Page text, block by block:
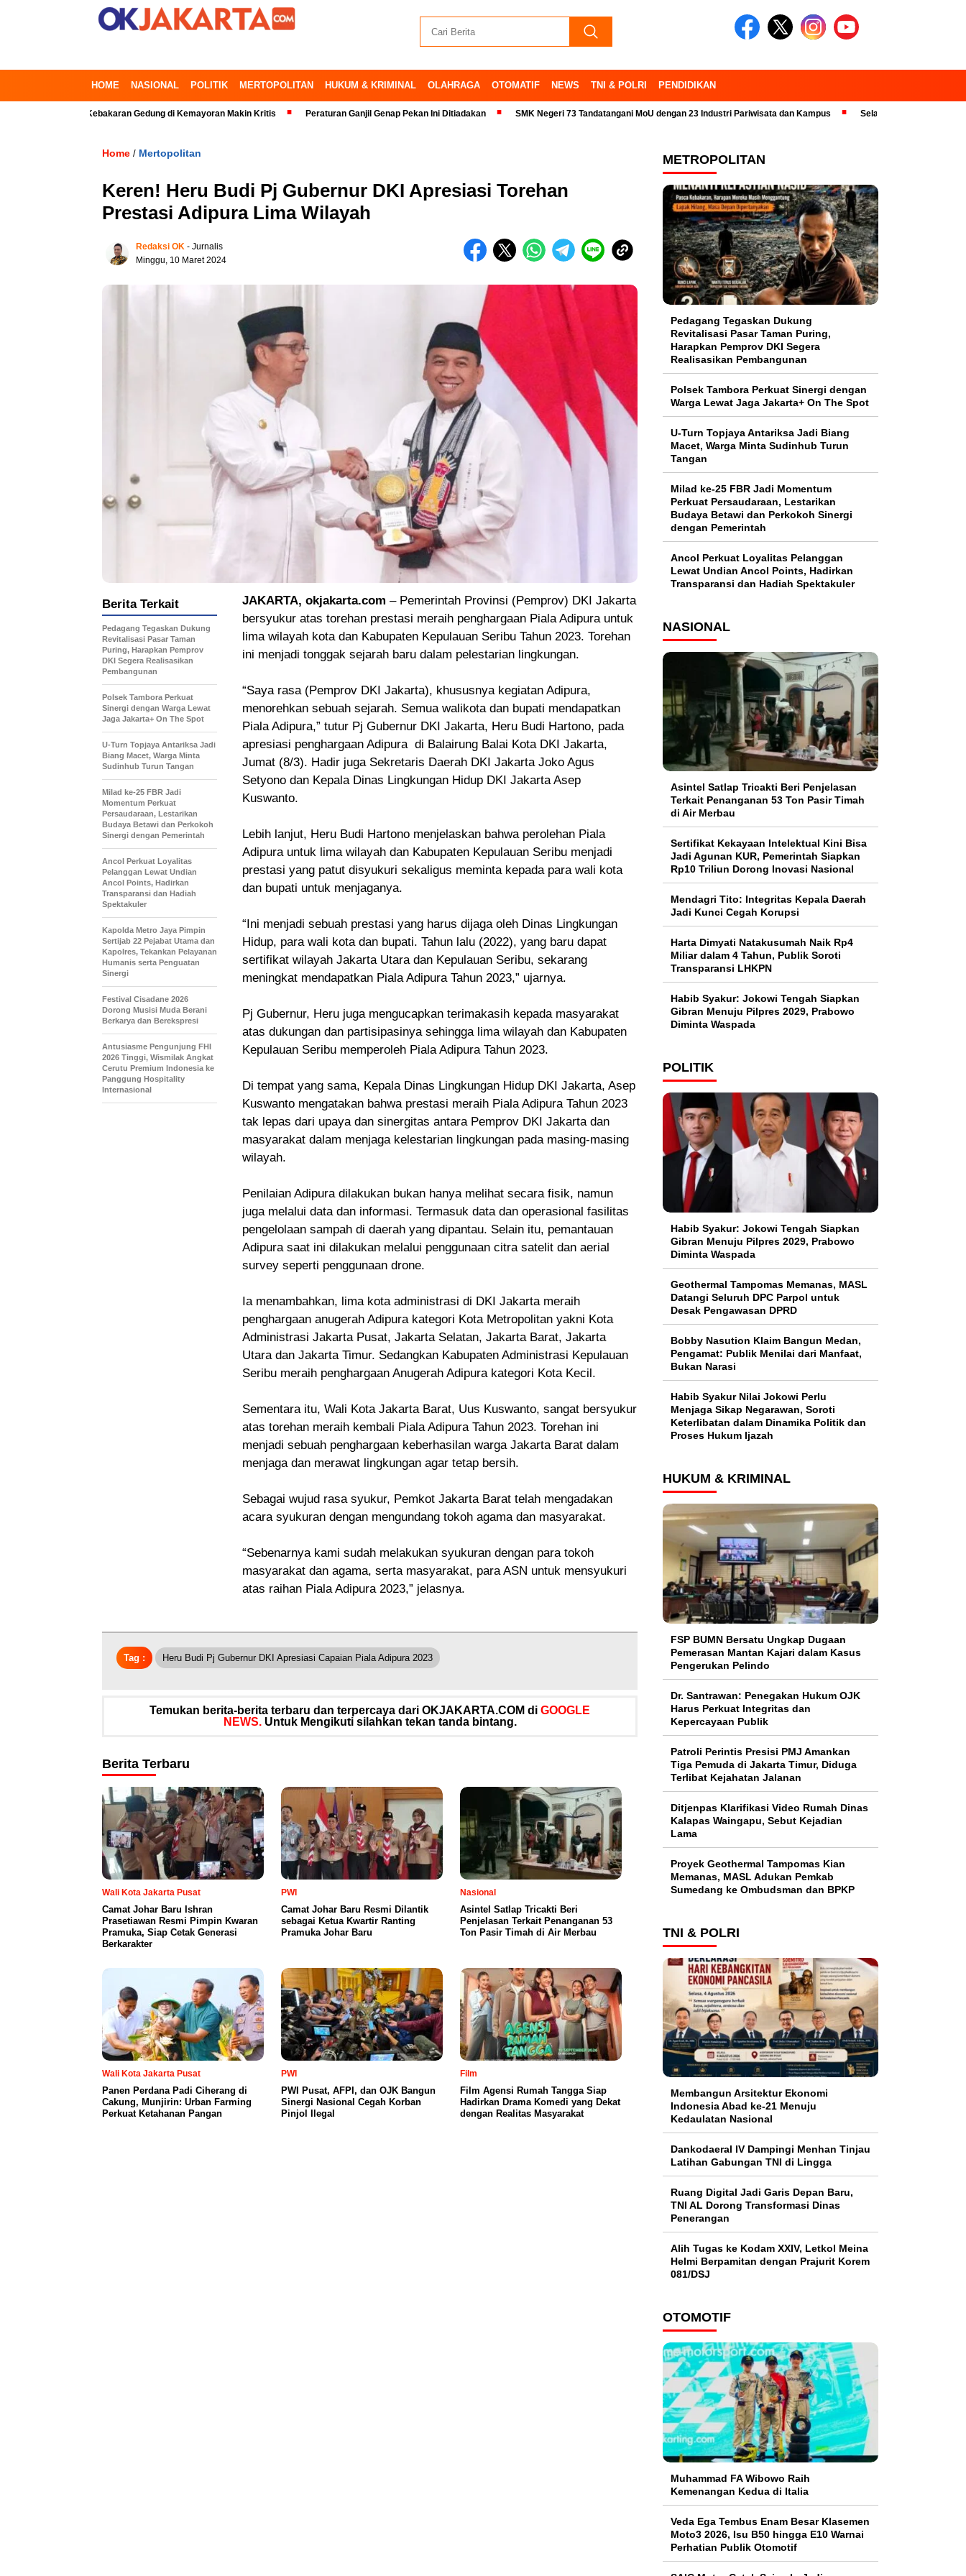
HOME NASIONAL POLITIK MERTOPOLITAN HUKUM & KRIMINAL OLAHRAGA OTOMATIF NEWS TNI & POLRI PENDIDIKAN
Korban, Kebakaran Gedung di Kemayoran Makin Kritis Peraturan Ganjil Genap Pekan Ini Ditiadakan SMK Negeri 73 Tandatangani MoU dengan 23 Industri Pariwisata dan Kampus Selalu Siap Untuk Melayani
Home / Mertopolitan
Keren! Heru Budi Pj Gubernur DKI Apresiasi Torehan
Prestasi Adipura Lima Wilayah
Redaksi OK - Jurnalis
Minggu, 10 Maret 2024
JAKARTA, okjakarta.com – Pemerintah Provinsi (Pemprov) DKI Jakarta
bersyukur atas torehan prestasi meraih penghargaan Piala Adipura untuk
lima wilayah kota dan Kabupaten Kepulauan Seribu Tahun 2023. Torehan
ini menjadi tonggak sejarah baru dalam pelestarian lingkungan.
“Saya rasa (Pemprov DKI Jakarta), khususnya kegiatan Adipura,
menorehkan sebuah sejarah. Semua walikota dan bupati mendapatkan
Piala Adipura,” tutur Pj Gubernur DKI Jakarta, Heru Budi Hartono, pada
apresiasi penghargaan Adipura di Balairung Balai Kota DKI Jakarta,
Jumat (8/3). Hadir juga Sekretaris Daerah DKI Jakarta Joko Agus
Setyono dan Kepala Dinas Lingkungan Hidup DKI Jakarta Asep
Kuswanto.
Lebih lanjut, Heru Budi Hartono menjelaskan bahwa perolehan Piala
Adipura untuk lima wilayah dan Kabupaten Kepulauan Seribu menjadi
prestasi yang patut disyukuri sekaligus meminta kepada para wali kota
dan bupati untuk menjaganya.
“Ini menjadi sebuah prestasi yang harus dijaga oleh Dinas Lingkungan
Hidup, para wali kota dan bupati. Tahun lalu (2022), yang baru dapat
sertifikat wilayah Jakarta Utara dan Kepulauan Seribu, sekarang
meningkat mendapatkan Piala Adipura Tahun 2023,” ujarnya.
Pj Gubernur, Heru juga mengucapkan terimakasih kepada masyarakat
atas dukungan dan partisipasinya sehingga lima wilayah dan Kabupaten
Kepulauan Seribu memperoleh Piala Adipura Tahun 2023.
Di tempat yang sama, Kepala Dinas Lingkungan Hidup DKI Jakarta, Asep
Kuswanto mengatakan bahwa prestasi meraih Piala Adipura Tahun 2023
tak lepas dari upaya dan sinergitas antara Pemprov DKI Jakarta dan
masyarakat dalam menjaga kelestarian lingkungan pada masing-masing
wilayah.
Penilaian Adipura dilakukan bukan hanya melihat secara fisik, namun
juga melalui data dan informasi. Termasuk data dan operasional fasilitas
pengelolaan sampah di daerah yang dipantau. Selain itu, pemantauan
Adipura saat ini dilakukan melalui penggunaan citra satelit dan aerial
survey seperti penggunaan drone.
Ia menambahkan, lima kota administrasi di DKI Jakarta meraih
penghargaan anugerah Adipura kategori Kota Metropolitan yakni Kota
Administrasi Jakarta Pusat, Jakarta Selatan, Jakarta Barat, Jakarta
Utara dan Jakarta Timur. Sedangkan Kabupaten Administrasi Kepulauan
Seribu meraih penghargaan Anugerah Adipura kategori Kota Kecil.
Sementara itu, Wali Kota Jakarta Barat, Uus Kuswanto, sangat bersyukur
atas torehan meraih kembali Piala Adipura Tahun 2023. Torehan ini
menjadi sebuah penghargaan keberhasilan warga Jakarta Barat dalam
menjaga dan merawat lingkungan agar tetap bersih.
Sebagai wujud rasa syukur, Pemkot Jakarta Barat telah mengadakan
acara syukuran dengan mengundang tokoh agama dan masyarakat.
“Sebenarnya kami sudah melakukan syukuran dengan para tokoh
masyarakat dan agama, serta masyarakat, para ASN untuk mensyukuri
atas raihan Piala Adipura 2023,” jelasnya.
Berita Terkait
Pedagang Tegaskan Dukung
Revitalisasi Pasar Taman
Puring, Harapkan Pemprov
DKI Segera Realisasikan
Pembangunan
Polsek Tambora Perkuat
Sinergi dengan Warga Lewat
Jaga Jakarta+ On The Spot
U-Turn Topjaya Antariksa Jadi
Biang Macet, Warga Minta
Sudinhub Turun Tangan
Milad ke-25 FBR Jadi
Momentum Perkuat
Persaudaraan, Lestarikan
Budaya Betawi dan Perkokoh
Sinergi dengan Pemerintah
Ancol Perkuat Loyalitas
Pelanggan Lewat Undian
Ancol Points, Hadirkan
Transparansi dan Hadiah
Spektakuler
Kapolda Metro Jaya Pimpin
Sertijab 22 Pejabat Utama dan
Kapolres, Tekankan Pelayanan
Humanis serta Penguatan
Sinergi
Festival Cisadane 2026
Dorong Musisi Muda Berani
Berkarya dan Berekspresi
Antusiasme Pengunjung FHI
2026 Tinggi, Wismilak Angkat
Cerutu Premium Indonesia ke
Panggung Hospitality
Internasional
Tag : Heru Budi Pj Gubernur DKI Apresiasi Capaian Piala Adipura 2023
Temukan berita-berita terbaru dan terpercaya dari OKJAKARTA.COM di GOOGLE
NEWS. Untuk Mengikuti silahkan tekan tanda bintang.
Berita Terbaru
Wali Kota Jakarta Pusat
Camat Johar Baru Ishran
Prasetiawan Resmi Pimpin Kwaran
Pramuka, Siap Cetak Generasi
Berkarakter
PWI
Camat Johar Baru Resmi Dilantik
sebagai Ketua Kwartir Ranting
Pramuka Johar Baru
Nasional
Asintel Satlap Tricakti Beri
Penjelasan Terkait Penanganan 53
Ton Pasir Timah di Air Merbau
Wali Kota Jakarta Pusat
Panen Perdana Padi Ciherang di
Cakung, Munjirin: Urban Farming
Perkuat Ketahanan Pangan
PWI
PWI Pusat, AFPI, dan OJK Bangun
Sinergi Nasional Cegah Korban
Pinjol Ilegal
Film
Film Agensi Rumah Tangga Siap
Hadirkan Drama Komedi yang Dekat
dengan Realitas Masyarakat
METROPOLITAN
Pedagang Tegaskan Dukung
Revitalisasi Pasar Taman Puring,
Harapkan Pemprov DKI Segera
Realisasikan Pembangunan
Polsek Tambora Perkuat Sinergi dengan
Warga Lewat Jaga Jakarta+ On The Spot
U-Turn Topjaya Antariksa Jadi Biang
Macet, Warga Minta Sudinhub Turun
Tangan
Milad ke-25 FBR Jadi Momentum
Perkuat Persaudaraan, Lestarikan
Budaya Betawi dan Perkokoh Sinergi
dengan Pemerintah
Ancol Perkuat Loyalitas Pelanggan
Lewat Undian Ancol Points, Hadirkan
Transparansi dan Hadiah Spektakuler
NASIONAL
Asintel Satlap Tricakti Beri Penjelasan
Terkait Penanganan 53 Ton Pasir Timah
di Air Merbau
Sertifikat Kekayaan Intelektual Kini Bisa
Jadi Agunan KUR, Pemerintah Siapkan
Rp10 Triliun Dorong Inovasi Nasional
Mendagri Tito: Integritas Kepala Daerah
Jadi Kunci Cegah Korupsi
Harta Dimyati Natakusumah Naik Rp4
Miliar dalam 4 Tahun, Publik Soroti
Transparansi LHKPN
Habib Syakur: Jokowi Tengah Siapkan
Gibran Menuju Pilpres 2029, Prabowo
Diminta Waspada
POLITIK
Habib Syakur: Jokowi Tengah Siapkan
Gibran Menuju Pilpres 2029, Prabowo
Diminta Waspada
Geothermal Tampomas Memanas, MASL
Datangi Seluruh DPC Parpol untuk
Desak Pengawasan DPRD
Bobby Nasution Klaim Bangun Medan,
Pengamat: Publik Menilai dari Manfaat,
Bukan Narasi
Habib Syakur Nilai Jokowi Perlu
Menjaga Sikap Negarawan, Soroti
Keterlibatan dalam Dinamika Politik dan
Proses Hukum Ijazah
HUKUM & KRIMINAL
FSP BUMN Bersatu Ungkap Dugaan
Pemerasan Mantan Kajari dalam Kasus
Pengerukan Pelindo
Dr. Santrawan: Penegakan Hukum OJK
Harus Perkuat Integritas dan
Kepercayaan Publik
Patroli Perintis Presisi PMJ Amankan
Tiga Pemuda di Jakarta Timur, Diduga
Terlibat Kejahatan Jalanan
Ditjenpas Klarifikasi Video Rumah Dinas
Kalapas Waingapu, Sebut Kejadian
Lama
Proyek Geothermal Tampomas Kian
Memanas, MASL Adukan Pemkab
Sumedang ke Ombudsman dan BPKP
TNI & POLRI
Membangun Arsitektur Ekonomi
Indonesia Abad ke-21 Menuju
Kedaulatan Nasional
Dankodaeral IV Dampingi Menhan Tinjau
Latihan Gabungan TNI di Lingga
Ruang Digital Jadi Garis Depan Baru,
TNI AL Dorong Transformasi Dinas
Penerangan
Alih Tugas ke Kodam XXIV, Letkol Meina
Helmi Berpamitan dengan Prajurit Korem
081/DSJ
OTOMOTIF
Muhammad FA Wibowo Raih
Kemenangan Kedua di Italia
Veda Ega Tembus Enam Besar Klasemen
Moto3 2026, Isu B50 hingga E10 Warnai
Perhatian Publik Otomotif